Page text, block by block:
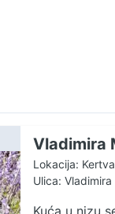
Vladimira
Lokacija:
Ulica:
Kuća u nizu